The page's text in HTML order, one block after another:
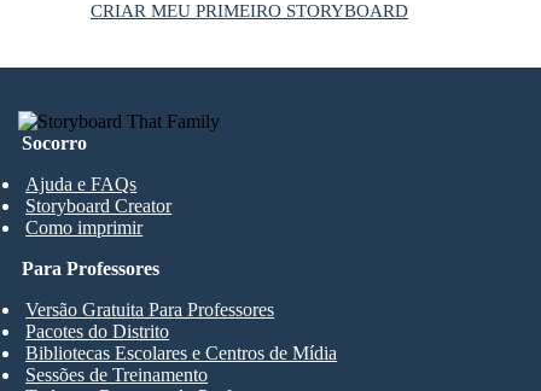
CRIAR MEU PRIMEIRO STORYBOARD
Socorro
Ajuda e FAQs
Storyboard Creator
Como imprimir
Para Professores
Versão Gratuita Para Professores
Pacotes do Distrito
Bibliotecas Escolares e Centros de Mídia
Sessões de Treinamento